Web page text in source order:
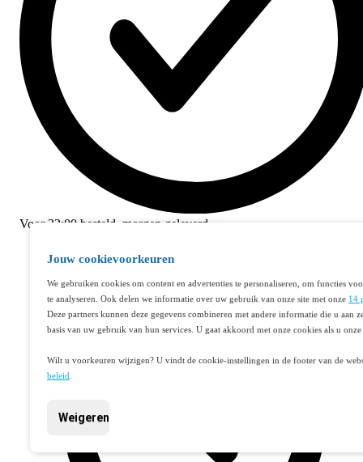
Jouw cookievoorkeuren
We gebruiken cookies om content en advertenties te personaliseren, om functies
te analyseren. Ook delen we informatie over uw gebruik van onze site met onze 14
Deze partners kunnen deze gegevens combineren met andere informatie die u aan
basis van uw gebruik van hun services. U gaat akkoord met onze cookies als u
Wilt u voorkeuren wijzigen? U vindt de cookie-instellingen in de footer van de
beleid
Weigeren
Voor 22:00 besteld, morgen geleverd